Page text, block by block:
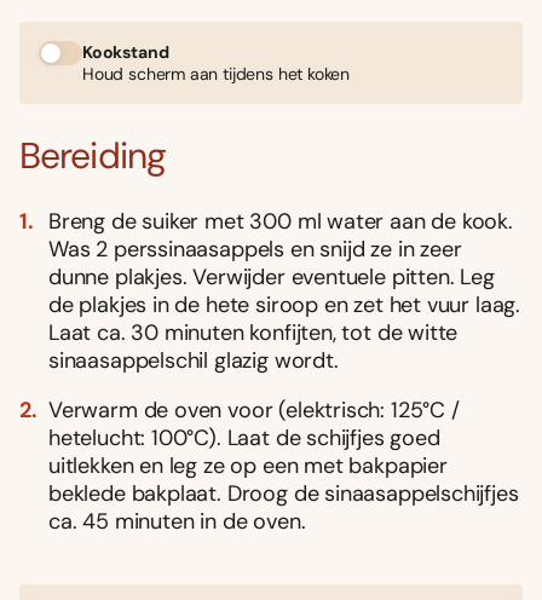
Kookstand
Houd scherm aan tijdens het koken
Bereiding
Breng de suiker met 300 ml water aan de kook.
Was 2 perssinaasappels en snijd ze in zeer
dunne plakjes. Verwijder eventuele pitten. Leg
de plakjes in de hete siroop en zet het vuur laag.
Laat ca. 30 minuten konfijten, tot de witte
sinaasappelschil glazig wordt.
Verwarm de oven voor (elektrisch: 125°C /
hetelucht: 100°C). Laat de schijfjes goed
uitlekken en leg ze op een met bakpapier
beklede bakplaat. Droog de sinaasappelschijfjes
ca. 45 minuten in de oven.